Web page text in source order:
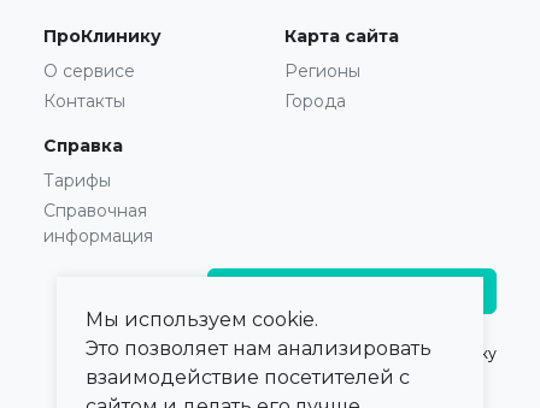
ПроКлинику
О сервисе
Контакты
Карта сайта
Регионы
Города
Справка
Тарифы
Справочная
информация
© 2021 — 2026,ПроКлинику
Мы используем cookie.
Это позволяет нам анализировать
взаимодействие посетителей с